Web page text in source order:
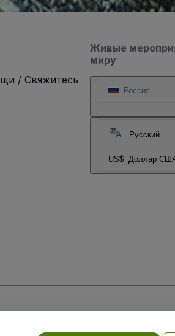
Живые
миру
Россия
Русский
US$ Доллар
/ Свяжитесь